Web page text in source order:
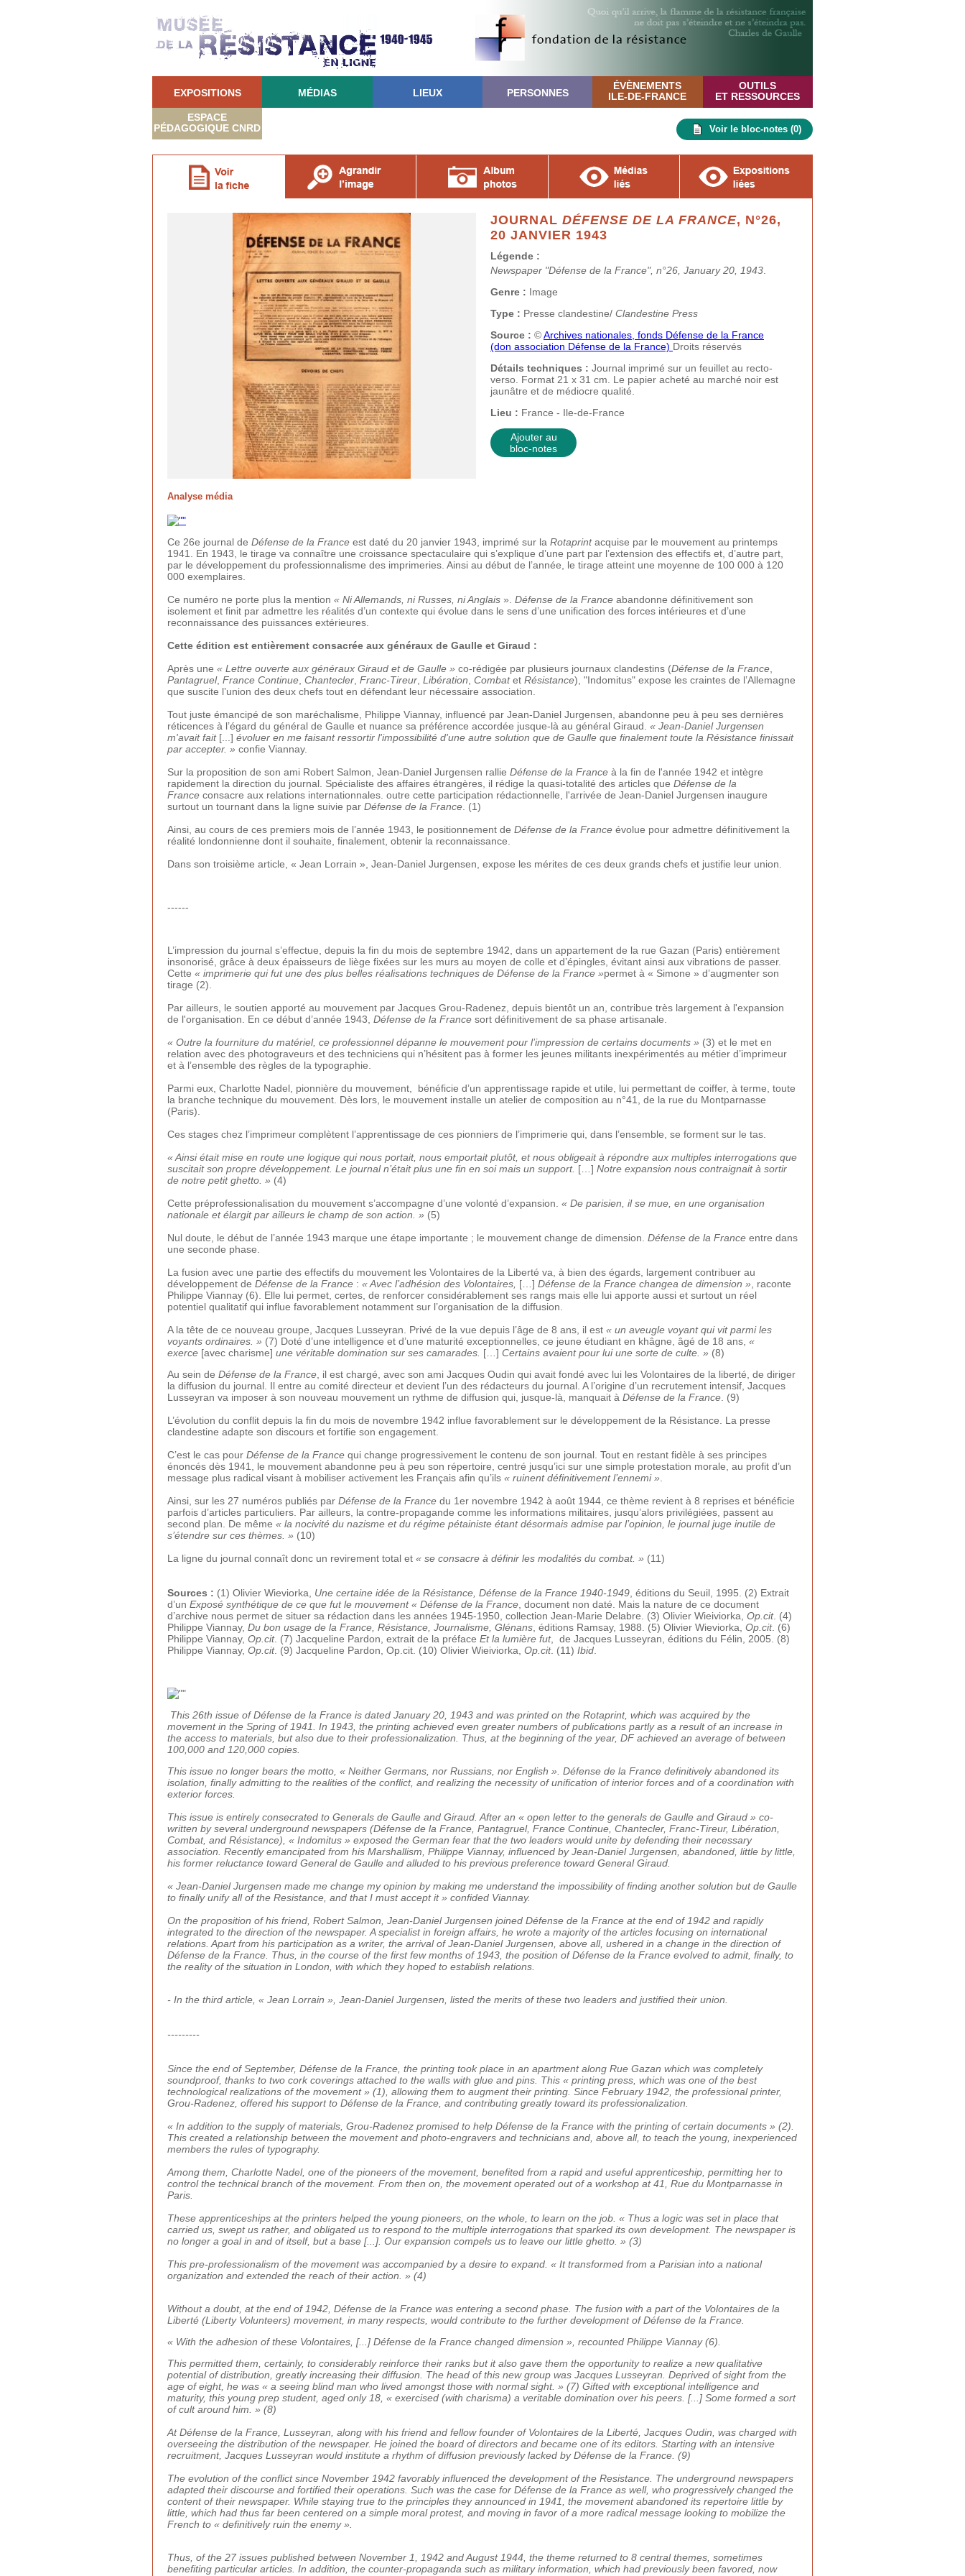
EXPOSITIONS MÉDIAS LIEUX PERSONNES
ÉVÈNEMENTS
ILE-DE-FRANCE
OUTILS
ET RESSOURCES
ESPACE
PÉDAGOGIQUE CNRD Voir le bloc-notes (0)
JOURNAL DÉFENSE DE LA FRANCE, N°26,
20 JANVIER 1943
Légende :
Newspaper "Défense de la France", n°26, January 20, 1943
Genre : Image
Type : Presse clandestine/ Clandestine Press
Source : ©Archives nationales, fonds Défense de la France
(don association Défense de la France) Droits réservés
Détails techniques : Journal imprimé sur un feuillet au recto-
verso. Format 21 x 31 cm. Le papier acheté au marché noir est
jaunâtre et de médiocre qualité.
Lieu : France - Ile-de-France
Ajouter au
bloc-notes
Analyse média
Ce 26e journal de Défense de la France est daté du 20 janvier 1943, imprimé sur la Rotaprintacquise par le mouvement au printemps
1941. En 1943, le tirage va connaître une croissance spectaculaire qui s’explique d’une part par l’extension des effectifs et, d’autre part,
par le développement du professionnalisme des imprimeries. Ainsi au début de l’année, le tirage atteint une moyenne de 100 000 à 120
000 exemplaires.
Ce numéro ne porte plus la mention « Ni Allemands, ni Russes, ni Anglais ». Défense de la France abandonne définitivement son
isolement et finit par admettre les réalités d’un contexte qui évolue dans le sens d’une unification des forces intérieures et d’une
reconnaissance des puissances extérieures.
Cette édition est entièrement consacrée aux généraux de Gaulle et Giraud :
Après une « Lettre ouverte aux généraux Giraud et de Gaulle » co-rédigée par plusieurs journaux clandestins (Défense de la France
Pantagruel, France Continue Chantecler Franc-Tireur Libération Combatet Résistance), "Indomitus" expose les craintes de l’Allemagne
que suscite l’union des deux chefs tout en défendant leur nécessaire association.
Tout juste émancipé de son maréchalisme, Philippe Viannay, influencé par Jean-Daniel Jurgensen, abandonne peu à peu ses dernières
réticences à l’égard du général de Gaulle et nuance sa préférence accordée jusque-là au général Giraud. « Jean-Daniel Jurgensen
m'avait fait [...] évoluer en me faisant ressortir l'impossibilité d'une autre solution que de Gaulle que finalement toute la Résistance finissait
par accepter. » confie Viannay.
Sur la proposition de son ami Robert Salmon, Jean-Daniel Jurgensen rallie Défense de la France à la fin de l'année 1942 et intègre
rapidement la direction du journal. Spécialiste des affaires étrangères, il rédige la quasi-totalité des articles que Défense de la
France consacre aux relations internationnales. outre cette participation rédactionnelle, l'arrivée de Jean-Daniel Jurgensen inaugure
surtout un tournant dans la ligne suivie par Défense de la France . (1)
Ainsi, au cours de ces premiers mois de l’année 1943, le positionnement de Défense de la France évolue pour admettre définitivement la
réalité londonnienne dont il souhaite, finalement, obtenir la reconnaissance.
Dans son troisième article, « Jean Lorrain », Jean-Daniel Jurgensen, expose les mérites de ces deux grands chefs et justifie leur union.
------
L’impression du journal s’effectue, depuis la fin du mois de septembre 1942, dans un appartement de la rue Gazan (Paris) entièrement
insonorisé, grâce à deux épaisseurs de liège fixées sur les murs au moyen de colle et d’épingles, évitant ainsi aux vibrations de passer.
Cette « imprimerie qui fut une des plus belles réalisations techniques de Défense de la France »permet à « Simone » d’augmenter son
tirage (2).
Par ailleurs, le soutien apporté au mouvement par Jacques Grou-Radenez, depuis bientôt un an, contribue très largement à l'expansion
de l'organisation. En ce début d’année 1943, Défense de la France sort définitivement de sa phase artisanale.
« Outre la fourniture du matériel, ce professionnel dépanne le mouvement pour l’impression de certains documents » (3) et le met en
relation avec des photograveurs et des techniciens qui n’hésitent pas à former les jeunes militants inexpérimentés au métier d’imprimeur
et à l’ensemble des règles de la typographie.
Parmi eux, Charlotte Nadel, pionnière du mouvement, bénéficie d’un apprentissage rapide et utile, lui permettant de coiffer, à terme, toute
la branche technique du mouvement. Dès lors, le mouvement installe un atelier de composition au n°41, de la rue du Montparnasse
(Paris).
Ces stages chez l’imprimeur complètent l’apprentissage de ces pionniers de l’imprimerie qui, dans l’ensemble, se forment sur le tas.
« Ainsi était mise en route une logique qui nous portait, nous emportait plutôt, et nous obligeait à répondre aux multiples interrogations que
suscitait son propre développement. Le journal n’était plus une fin en soi mais un support. […] Notre expansion nous contraignait à sortir
de notre petit ghetto. » (4)
Cette préprofessionalisation du mouvement s’accompagne d’une volonté d’expansion. « De parisien, il se mue, en une organisation
nationale et élargit par ailleurs le champ de son action. » (5)
Nul doute, le début de l’année 1943 marque une étape importante ; le mouvement change de dimension. Défense de la France entre dans
une seconde phase.
La fusion avec une partie des effectifs du mouvement les Volontaires de la Liberté va, à bien des égards, largement contribuer au
développement de Défense de la France : « Avec l’adhésion des Volontaires, […] Défense de la France changea de dimension » , raconte
Philippe Viannay (6). Elle lui permet, certes, de renforcer considérablement ses rangs mais elle lui apporte aussi et surtout un réel
potentiel qualitatif qui influe favorablement notamment sur l’organisation de la diffusion.
A la tête de ce nouveau groupe, Jacques Lusseyran. Privé de la vue depuis l’âge de 8 ans, il est « un aveugle voyant qui vit parmi les
voyants ordinaires. » (7) Doté d’une intelligence et d’une maturité exceptionnelles, ce jeune étudiant en khâgne, âgé de 18 ans, «
exerce [avec charisme] une véritable domination sur ses camarades. […] Certains avaient pour lui une sorte de culte. » (8)
Au sein de Défense de la France , il est chargé, avec son ami Jacques Oudin qui avait fondé avec lui les Volontaires de la liberté, de diriger
la diffusion du journal. Il entre au comité directeur et devient l’un des rédacteurs du journal. A l’origine d’un recrutement intensif, Jacques
Lusseyran va imposer à son nouveau mouvement un rythme de diffusion qui, jusque-là, manquait à Défense de la France . (9)
L’évolution du conflit depuis la fin du mois de novembre 1942 influe favorablement sur le développement de la Résistance. La presse
clandestine adapte son discours et fortifie son engagement.
C’est le cas pour Défense de la France qui change progressivement le contenu de son journal. Tout en restant fidèle à ses principes
énoncés dès 1941, le mouvement abandonne peu à peu son répertoire, centré jusqu’ici sur une simple protestation morale, au profit d’un
message plus radical visant à mobiliser activement les Français afin qu’ils « ruinent définitivement l’ennemi »
Ainsi, sur les 27 numéros publiés par Défense de la France du 1er novembre 1942 à août 1944, ce thème revient à 8 reprises et bénéficie
parfois d’articles particuliers. Par ailleurs, la contre-propagande comme les informations militaires, jusqu’alors privilégiées, passent au
second plan. De même « la nocivité du nazisme et du régime pétainiste étant désormais admise par l’opinion, le journal juge inutile de
s’étendre sur ces thèmes. » (10)
La ligne du journal connaît donc un revirement total et « se consacre à définir les modalités du combat. » (11)
Sources : (1) Olivier Wieviorka, Une certaine idée de la Résistance, Défense de la France 1940-1949 , éditions du Seuil, 1995. (2) Extrait
d’un Exposé synthétique de ce que fut le mouvement « Défense de la France , document non daté. Mais la nature de ce document
d’archive nous permet de situer sa rédaction dans les années 1945-1950, collection Jean-Marie Delabre. (3) Olivier Wieiviorka, Op.cit. (4)
Philippe Viannay, Du bon usage de la France, Résistance, Journalisme, Glénans , éditions Ramsay, 1988. (5) Olivier Wieviorka, Op.cit. (6)
Philippe Viannay, Op.cit. (7) Jacqueline Pardon, extrait de la préface Et la lumière fut, de Jacques Lusseyran, éditions du Félin, 2005. (8)
Philippe Viannay, Op.cit. (9) Jacqueline Pardon, Op.cit. (10) Olivier Wieiviorka, Op.cit. (11) Ibid
This 26th issue of Défense de la France is dated January 20, 1943 and was printed on the Rotaprint, which was acquired by the
movement in the Spring of 1941. In 1943, the printing achieved even greater numbers of publications partly as a result of an increase in
the access to materials, but also due to their professionalization. Thus, at the beginning of the year, DF achieved an average of between
100,000 and 120,000 copies.
This issue no longer bears the motto, « Neither Germans, nor Russians, nor English ». Défense de la France definitively abandoned its
isolation, finally admitting to the realities of the conflict, and realizing the necessity of unification of interior forces and of a coordination with
exterior forces.
This issue is entirely consecrated to Generals de Gaulle and Giraud. After an « open letter to the generals de Gaulle and Giraud » co-
written by several underground newspapers (Défense de la France, Pantagruel, France Continue, Chantecler, Franc-Tireur, Libération,
Combat, and Résistance), « Indomitus » exposed the German fear that the two leaders would unite by defending their necessary
association. Recently emancipated from his Marshallism, Philippe Viannay, influenced by Jean-Daniel Jurgensen, abandoned, little by little,
his former reluctance toward General de Gaulle and alluded to his previous preference toward General Giraud.
« Jean-Daniel Jurgensen made me change my opinion by making me understand the impossibility of finding another solution but de Gaulle
to finally unify all of the Resistance, and that I must accept it » confided Viannay.
On the proposition of his friend, Robert Salmon, Jean-Daniel Jurgensen joined Défense de la France at the end of 1942 and rapidly
integrated to the direction of the newspaper. A specialist in foreign affairs, he wrote a majority of the articles focusing on international
relations. Apart from his participation as a writer, the arrival of Jean-Daniel Jurgensen, above all, ushered in a change in the direction of
Défense de la France. Thus, in the course of the first few months of 1943, the position of Défense de la France evolved to admit, finally, to
the reality of the situation in London, with which they hoped to establish relations.
- In the third article, « Jean Lorrain », Jean-Daniel Jurgensen, listed the merits of these two leaders and justified their union.
---------
Since the end of September, Défense de la France, the printing took place in an apartment along Rue Gazan which was completely
soundproof, thanks to two cork coverings attached to the walls with glue and pins. This « printing press, which was one of the best
technological realizations of the movement » (1), allowing them to augment their printing. Since February 1942, the professional printer,
Grou-Radenez, offered his support to Défense de la France, and contributing greatly toward its professionalization.
« In addition to the supply of materials, Grou-Radenez promised to help Défense de la France with the printing of certain documents » (2).
This created a relationship between the movement and photo-engravers and technicians and, above all, to teach the young, inexperienced
members the rules of typography.
Among them, Charlotte Nadel, one of the pioneers of the movement, benefited from a rapid and useful apprenticeship, permitting her to
control the technical branch of the movement. From then on, the movement operated out of a workshop at 41, Rue du Montparnasse in
Paris.
These apprenticeships at the printers helped the young pioneers, on the whole, to learn on the job. « Thus a logic was set in place that
carried us, swept us rather, and obligated us to respond to the multiple interrogations that sparked its own development. The newspaper is
no longer a goal in and of itself, but a base [...]. Our expansion compels us to leave our little ghetto. » (3)
This pre-professionalism of the movement was accompanied by a desire to expand. « It transformed from a Parisian into a national
organization and extended the reach of their action. » (4)
Without a doubt, at the end of 1942, Défense de la France was entering a second phase. The fusion with a part of the Volontaires de la
Liberté (Liberty Volunteers) movement, in many respects, would contribute to the further development of Défense de la France.
« With the adhesion of these Volontaires, [...] Défense de la France changed dimension », recounted Philippe Viannay (6).
This permitted them, certainly, to considerably reinforce their ranks but it also gave them the opportunity to realize a new qualitative
potential of distribution, greatly increasing their diffusion. The head of this new group was Jacques Lusseyran. Deprived of sight from the
age of eight, he was « a seeing blind man who lived amongst those with normal sight. » (7) Gifted with exceptional intelligence and
maturity, this young prep student, aged only 18, « exercised (with charisma) a veritable domination over his peers. [...] Some formed a sort
of cult around him. » (8)
At Défense de la France, Lusseyran, along with his friend and fellow founder of Volontaires de la Liberté, Jacques Oudin, was charged with
overseeing the distribution of the newspaper. He joined the board of directors and became one of its editors. Starting with an intensive
recruitment, Jacques Lusseyran would institute a rhythm of diffusion previously lacked by Défense de la France. (9)
The evolution of the conflict since November 1942 favorably influenced the development of the Resistance. The underground newspapers
adapted their discourse and fortified their operations. Such was the case for Défense de la France as well, who progressively changed the
content of their newspaper. While staying true to the principles they announced in 1941, the movement abandoned its repertoire little by
little, which had thus far been centered on a simple moral protest, and moving in favor of a more radical message looking to mobilize the
French to « definitively ruin the enemy ».
Thus, of the 27 issues published between November 1, 1942 and August 1944, the theme returned to 8 central themes, sometimes
benefiting particular articles. In addition, the counter-propaganda such as military information, which had previously been favored, now